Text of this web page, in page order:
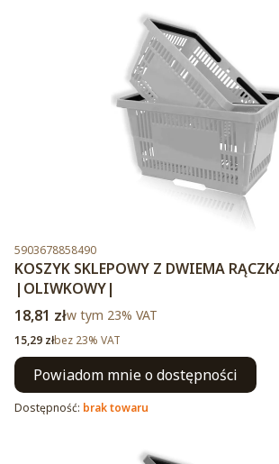
Kod produktu
5903678858490
KOSZYK SKLEPOWY Z DWIEMA
|OLIWKOWY|
Cena brutto
18,81 złw tym %s VAT
w tym 23% VAT
Cena netto
15,29 złbez 23% VAT
Powiadom mnie o dostępności
Dostępność: brak towaru